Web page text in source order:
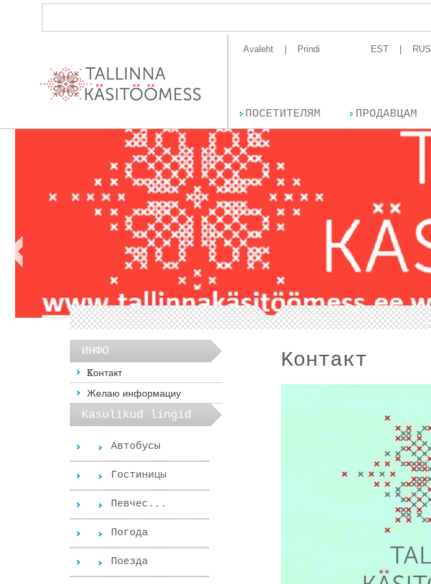
Avaleht Prindi EST RUS
ПОСЕТИТЕЛЯМ ПРОДАВЦАМ
ИНФО
Kонтакт
Желаю информациу
Kasulikud lingid
Автобусы
Гостиницы
Певчес...
Погода
Поезда
Kонтакт